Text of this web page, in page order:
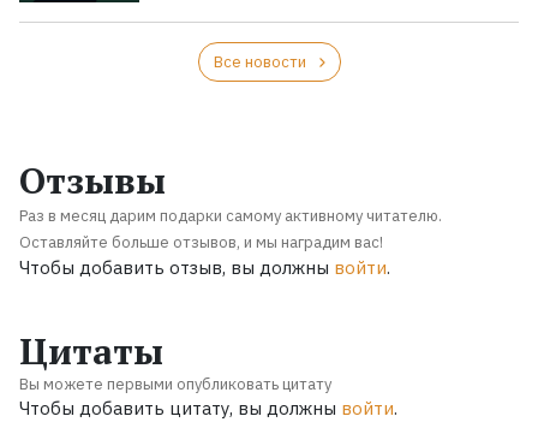
Все новости
Отзывы
Раз в месяц дарим подарки самому активному читателю.
Оставляйте больше отзывов, и мы наградим вас!
Чтобы добавить отзыв, вы должны войти.
Цитаты
Вы можете первыми опубликовать цитату
Чтобы добавить цитату, вы должны войти.